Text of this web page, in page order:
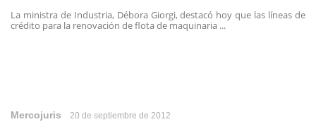
La ministra de Industria, Débora Giorgi, destacó hoy que las líneas de
crédito para la renovación de flota de maquinaria ...
Mercojuris 20 de septiembre de 2012